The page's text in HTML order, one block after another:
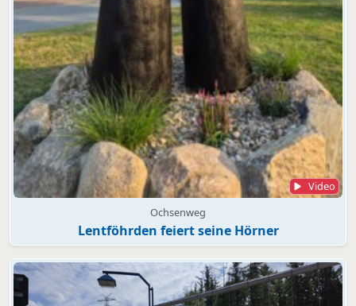
Video
Ochsenweg
Lentföhrden feiert seine Hörner